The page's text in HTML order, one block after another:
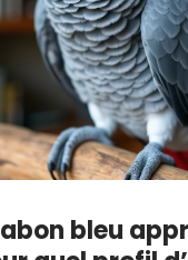
bleu